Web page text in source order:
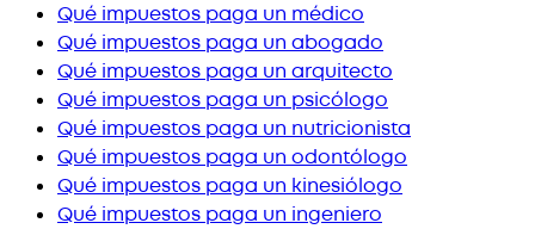
Qué impuestos paga un médico
Qué impuestos paga un abogado
Qué impuestos paga un arquitecto
Qué impuestos paga un psicólogo
Qué impuestos paga un nutricionista
Qué impuestos paga un odontólogo
Qué impuestos paga un kinesiólogo
Qué impuestos paga un ingeniero